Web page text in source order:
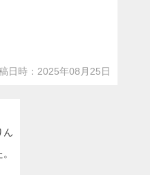
日時：2025年08月25日
ん